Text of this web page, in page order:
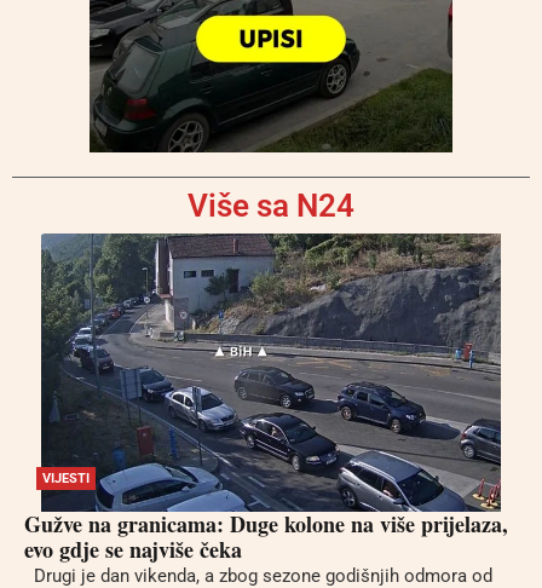
Više sa N24
VIJESTI
Gužve na granicama: Duge kolone na više prijelaza,
evo gdje se najviše čeka
Drugi je dan vikenda, a zbog sezone godišnjih odmora od